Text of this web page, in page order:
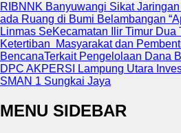
RI BNNK Banyuwangi Sikat
ada Ruang di Bumi Belambangan “
Linmas SeKecamatan Ilir Timur
Ketertiban Masyarakat dan
BencanaTerkait Pengelolaan Dana
DPC AKPERSI Lampung Utara
SMAN 1 Sungkai Jaya
MENU SIDEBAR